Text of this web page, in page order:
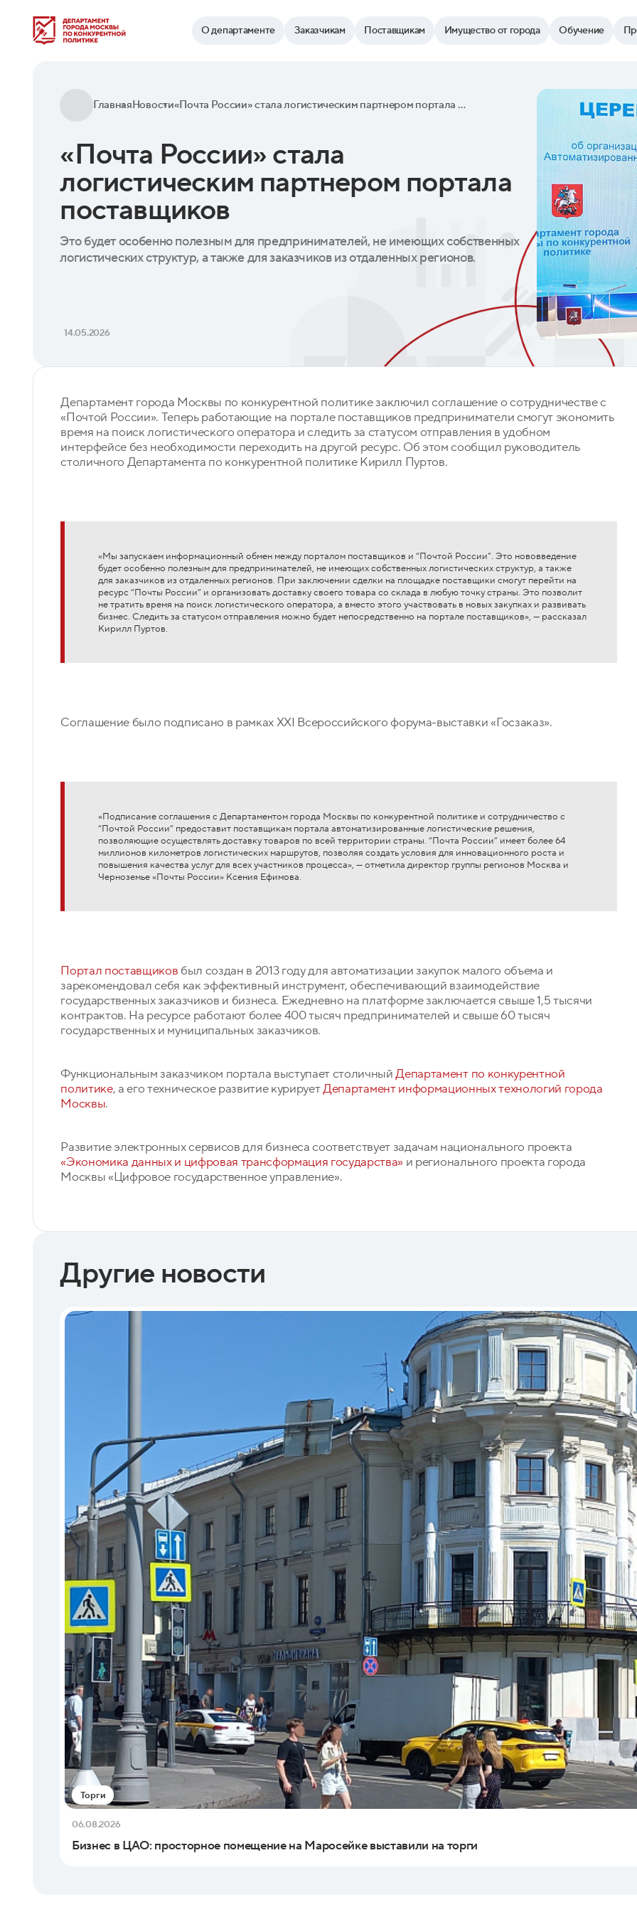
О департаменте Заказчикам Поставщикам Имущество от города Обучение
ГлавнаяНовости «Почта России» стала логистическим партнером портала поставщиков
«Почта России» стала
логистическим партнером портала
поставщиков
Это будет особенно полезным для предпринимателей, не имеющих собственных
логистических структур, а также для заказчиков из отдаленных регионов.
14.05.2026
Департамент города Москвы по конкурентной политике заключил соглашение о сотрудничестве с
«Почтой России». Теперь работающие на портале поставщиков предприниматели смогут экономить
время на поиск логистического оператора и следить за статусом отправления в удобном
интерфейсе без необходимости переходить на другой ресурс. Об этом сообщил руководитель
столичного Департамента по конкурентной политике Кирилл Пуртов.
«Мы запускаем информационный обмен между порталом поставщиков и “Почтой России”. Это нововведение
будет особенно полезным для предпринимателей, не имеющих собственных логистических структур, а также
для заказчиков из отдаленных регионов. При заключении сделки на площадке поставщики смогут перейти на
ресурс “Почты России” и организовать доставку своего товара со склада в любую точку страны. Это позволит
не тратить время на поиск логистического оператора, а вместо этого участвовать в новых закупках и развивать
бизнес. Следить за статусом отправления можно будет непосредственно на портале поставщиков», — рассказал
Кирилл Пуртов.
Соглашение было подписано в рамках XXI Всероссийского форума-выставки «Госзаказ».
«Подписание соглашения с Департаментом города Москвы по конкурентной политике и сотрудничество с
“Почтой России” предоставит поставщикам портала автоматизированные логистические решения,
позволяющие осуществлять доставку товаров по всей территории страны. “Почта России” имеет более 64
миллионов километров логистических маршрутов, позволяя создать условия для инновационного роста и
повышения качества услуг для всех участников процесса», — отметила директор группы регионов Москва и
Черноземье «Почты России» Ксения Ефимова.
Портал поставщиков был создан в 2013 году для автоматизации закупок малого объема и
зарекомендовал себя как эффективный инструмент, обеспечивающий взаимодействие
государственных заказчиков и бизнеса. Ежедневно на платформе заключается свыше 1,5 тысячи
контрактов. На ресурсе работают более 400 тысяч предпринимателей и свыше 60 тысяч
государственных и муниципальных заказчиков.
Функциональным заказчиком портала выступает столичныйДепартамент по конкурентной
политике, а его техническое развитие курируетДепартамент информационных технологий города
Москвы.
Развитие электронных сервисов для бизнеса соответствует задачам национального проекта
«Экономика данных и цифровая трансформация государства» и регионального проекта города
Москвы «Цифровое государственное управление».
Другие новости
Торги
06.08.2026
Бизнес в ЦАО: просторное помещение на Маросейке выставили на торги